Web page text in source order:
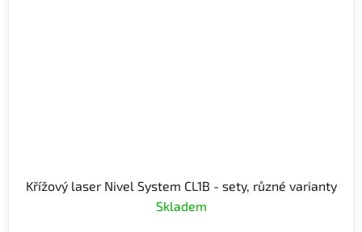
Křížový laser Nivel System CL1B - sety, různé varianty
Skladem